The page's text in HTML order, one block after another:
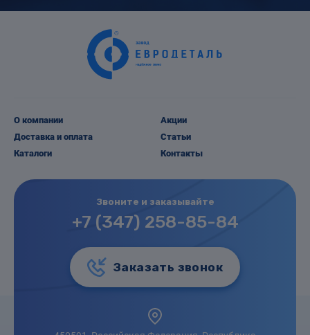
О компании
Доставка и оплата
Каталоги
Акции
Статьи
Контакты
Звоните и заказывайте
+7 (347) 258-85-84
Заказать звонок